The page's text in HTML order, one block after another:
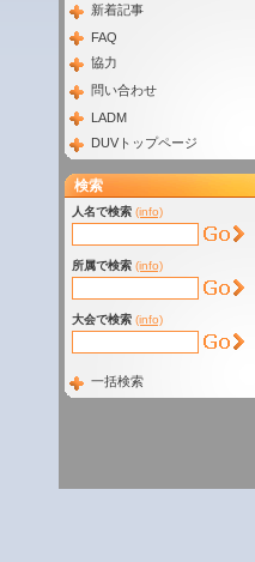
新着記事
FAQ
協力
問い合わせ
LADM
DUVトップページ
検索
人名で検索 (info)
所属で検索 (info)
大会で検索 (info)
一括検索